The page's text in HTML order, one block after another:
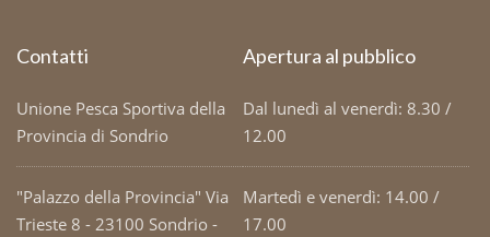
Contatti
Unione Pesca Sportiva della
Provincia di Sondrio
"Palazzo della Provincia" Via
Trieste 8 - 23100 Sondrio -
Apertura al pubblico
Dal lunedì al venerdì: 8.30 /
12.00
Martedì e venerdì: 14.00 /
17.00